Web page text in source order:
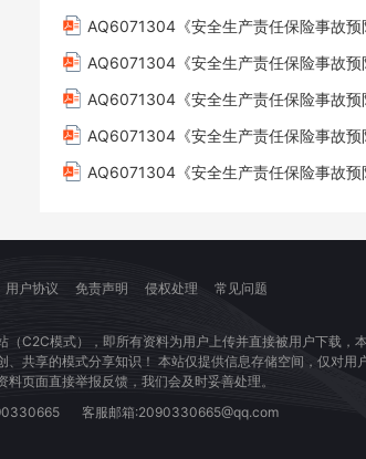
用户协议 免责声明 侵权处理 常见问题
（C2C模式），即所有资料为用户上传并直接被用户下载
、共享的模式分享知识！ 本站仅提供信息存储空间，仅对
页面直接举报反馈，我们会及时妥善处理。
客服邮箱:2090330665@qq.com